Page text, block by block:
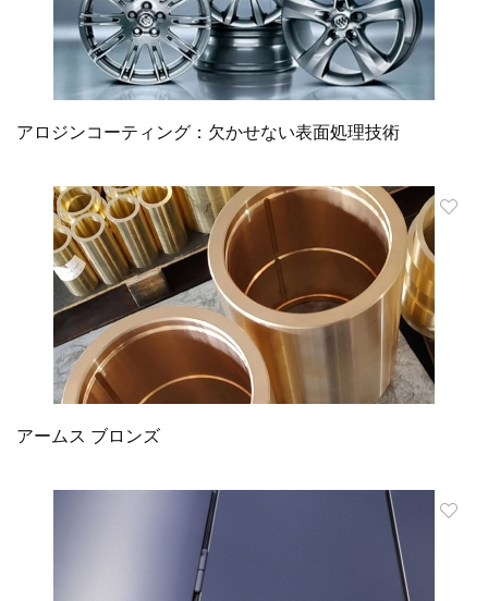
アロジンコーティング：欠かせない表面処理技術
アームス ブロンズ